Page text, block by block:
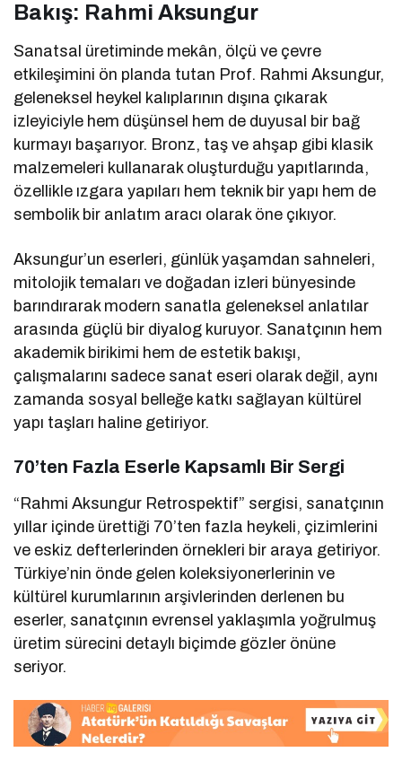
Bakış: Rahmi Aksungur
Sanatsal üretiminde mekân, ölçü ve çevre
etkileşimini ön planda tutan Prof. Rahmi Aksungur,
geleneksel heykel kalıplarının dışına çıkarak
izleyiciyle hem düşünsel hem de duyusal bir bağ
kurmayı başarıyor. Bronz, taş ve ahşap gibi klasik
malzemeleri kullanarak oluşturduğu yapıtlarında,
özellikle ızgara yapıları hem teknik bir yapı hem de
sembolik bir anlatım aracı olarak öne çıkıyor.
Aksungur’un eserleri, günlük yaşamdan sahneleri,
mitolojik temaları ve doğadan izleri bünyesinde
barındırarak modern sanatla geleneksel anlatılar
arasında güçlü bir diyalog kuruyor. Sanatçının hem
akademik birikimi hem de estetik bakışı,
çalışmalarını sadece sanat eseri olarak değil, aynı
zamanda sosyal belleğe katkı sağlayan kültürel
yapı taşları haline getiriyor.
70’ten Fazla Eserle Kapsamlı Bir Sergi
“Rahmi Aksungur Retrospektif” sergisi, sanatçının
yıllar içinde ürettiği 70’ten fazla heykeli, çizimlerini
ve eskiz defterlerinden örnekleri bir araya getiriyor.
Türkiye’nin önde gelen koleksiyonerlerinin ve
kültürel kurumlarının arşivlerinden derlenen bu
eserler, sanatçının evrensel yaklaşımla yoğrulmuş
üretim sürecini detaylı biçimde gözler önüne
seriyor.